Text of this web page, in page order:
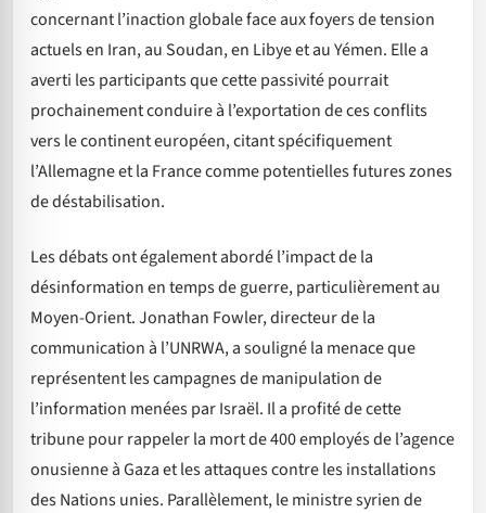
concernant l’inaction globale face aux foyers de tension
actuels en Iran, au Soudan, en Libye et au Yémen. Elle a
averti les participants que cette passivité pourrait
prochainement conduire à l’exportation de ces conflits
vers le continent européen, citant spécifiquement
l’Allemagne et la France comme potentielles futures zones
de déstabilisation.
Les débats ont également abordé l’impact de la
désinformation en temps de guerre, particulièrement au
Moyen-Orient. Jonathan Fowler, directeur de la
communication à l’UNRWA, a souligné la menace que
représentent les campagnes de manipulation de
l’information menées par Israël. Il a profité de cette
tribune pour rappeler la mort de 400 employés de l’agence
onusienne à Gaza et les attaques contre les installations
des Nations unies. Parallèlement, le ministre syrien de